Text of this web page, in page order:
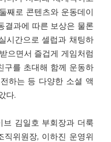
째로 콘텐츠와 운동데이
결과에 따른 보상은 물론
시간으로 셀럽과 채팅하
으면서 즐겁게 게임처럼
구를 초대해 함께 운동하
하는 등 다양한 소셜 액
다.
브 김일호 부회장과 더룩
직위원장, 이하진 운영위